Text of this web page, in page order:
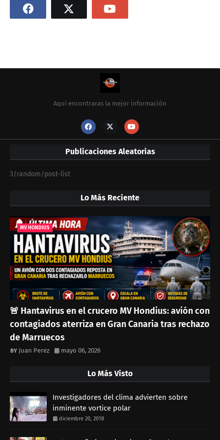
Aquí encontraras la mejor información
Publicaciones Aleatorias
3/random/post-list
Lo Más Reciente
MV HONDIUS
🚨 Hantavirus en el crucero MV Hondius: avión con
contagiados aterriza en Gran Canaria tras rechazo
de Marruecos
Juan Perez mayo 06, 2026
Lo Más Visto
Investigadores del clima advierten sobre
inminente vortice polar
diciembre 20, 2018